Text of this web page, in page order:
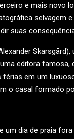
e mais novo
selvagem
suas
editora famosa,
férias em um
o casal formado
um dia de praia